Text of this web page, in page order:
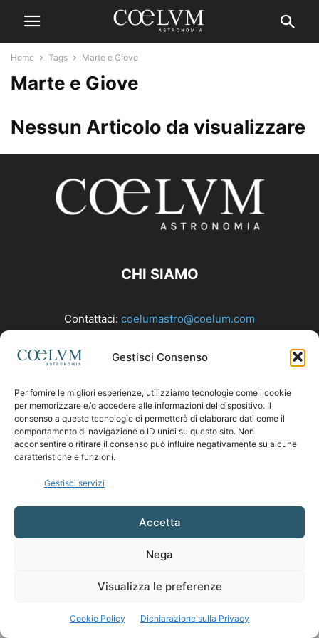
Gestisci Consenso
Per fornire le migliori esperienze, utilizziamo tecnologie come i cookie
per memorizzare e/o accedere alle informazioni del dispositivo. Il
consenso a queste tecnologie ci permetterà di elaborare dati come il
comportamento di navigazione o ID unici su questo sito. Non
acconsentire o ritirare il consenso può influire negativamente su alcune
caratteristiche e funzioni.
Gestisci servizi
Accetta
Nega
Visualizza le preferenze
Cookie Policy Dichiarazione sulla Privacy
Home Tags Marte e Giove
Marte e Giove
Nessun Articolo da visualizzare
CHI SIAMO
Contattaci: coelumastro@coelum.com
SEGUICI